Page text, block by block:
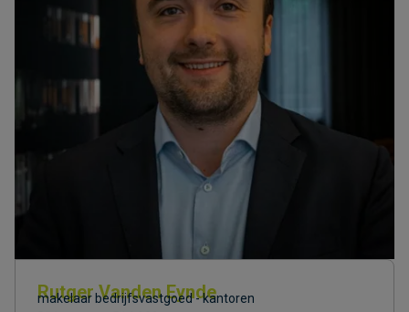
Rutger Vanden Eynde
makelaar bedrijfsvastgoed - kantoren